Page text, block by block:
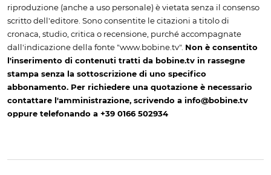
riproduzione (anche a uso personale) è vietata senza il consenso
scritto dell'editore. Sono consentite le citazioni a titolo di
cronaca, studio, critica o recensione, purché accompagnate
dall'indicazione della fonte "www.bobine.tv". Non è consentito
l'inserimento di contenuti tratti da bobine.tv in rassegne
stampa senza la sottoscrizione di uno specifico
abbonamento. Per richiedere una quotazione è necessario
contattare l'amministrazione, scrivendo a info@bobine.tv
oppure telefonando a +39 0166 502934